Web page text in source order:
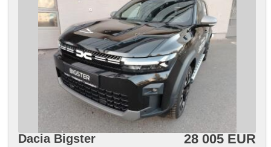
Dacia Bigster 28 005 EUR